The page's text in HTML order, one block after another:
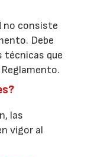
no consiste
Debe
técnicas que
las
vigor al